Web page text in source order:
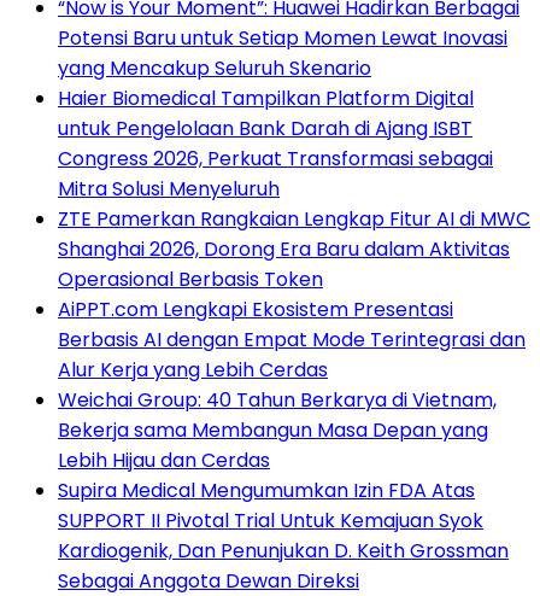
“Now is Your Moment”: Huawei Hadirkan Berbagai
Potensi Baru untuk Setiap Momen Lewat Inovasi
yang Mencakup Seluruh Skenario
Haier Biomedical Tampilkan Platform Digital
untuk Pengelolaan Bank Darah di Ajang ISBT
Congress 2026, Perkuat Transformasi sebagai
Mitra Solusi Menyeluruh
ZTE Pamerkan Rangkaian Lengkap Fitur AI di MWC
Shanghai 2026, Dorong Era Baru dalam Aktivitas
Operasional Berbasis Token
AiPPT.com Lengkapi Ekosistem Presentasi
Berbasis AI dengan Empat Mode Terintegrasi dan
Alur Kerja yang Lebih Cerdas
Weichai Group: 40 Tahun Berkarya di Vietnam,
Bekerja sama Membangun Masa Depan yang
Lebih Hijau dan Cerdas
Supira Medical Mengumumkan Izin FDA Atas
SUPPORT II Pivotal Trial Untuk Kemajuan Syok
Kardiogenik, Dan Penunjukan D. Keith Grossman
Sebagai Anggota Dewan Direksi